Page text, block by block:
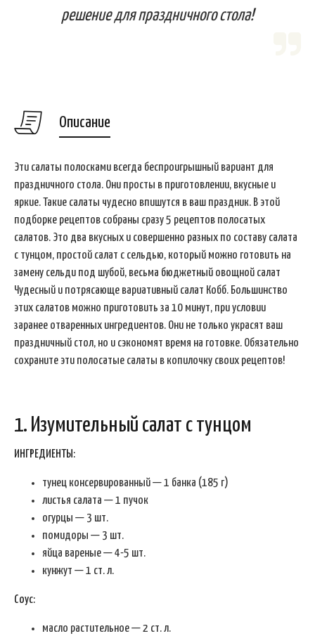
решение для праздничного стола!
Описание
Эти салаты полосками всегда беспроигрышный вариант для
праздничного стола. Они просты в приготовлении, вкусные и
яркие. Такие салаты чудесно впишутся в ваш праздник. В этой
подборке рецептов собраны сразу 5 рецептов полосатых
салатов. Это два вкусных и совершенно разных по составу салата
с тунцом, простой салат с сельдью, который можно готовить на
замену сельди под шубой, весьма бюджетный овощной салат
Чудесный и потрясающе вариативный салат Кобб. Большинство
этих салатов можно приготовить за 10 минут, при условии
заранее отваренных ингредиентов. Они не только украсят ваш
праздничный стол, но и сэкономят время на готовке. Обязательно
сохраните эти полосатые салаты в копилочку своих рецептов!
1. Изумительный салат с тунцом
ИНГРЕДИЕНТЫ:
тунец консервированный — 1 банка (185 г)
листья салата — 1 пучок
огурцы — 3 шт.
помидоры — 3 шт.
яйца вареные — 4-5 шт.
кунжут — 1 ст. л.
Соус:
масло растительное — 2 ст. л.